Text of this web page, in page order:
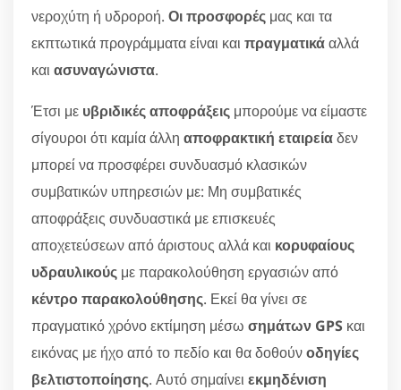
νεροχύτη ή υδροροή. Οι προσφορές μας και τα
εκπτωτικά προγράμματα είναι και πραγματικάαλλά
και ασυναγώνιστα.
Έτσι με υβριδικές αποφράξεις μπορούμε να είμαστε
σίγουροι ότι καμία άλλη αποφρακτική εταιρείαδεν
μπορεί να προσφέρει συνδυασμό κλασικών
συμβατικών υπηρεσιών με: Μη συμβατικές
αποφράξεις συνδυαστικά με επισκευές
αποχετεύσεων από άριστους αλλά και κορυφαίους
υδραυλικούς με παρακολούθηση εργασιών από
κέντρο παρακολούθησης. Εκεί θα γίνει σε
πραγματικό χρόνο εκτίμηση μέσω σημάτων GPS και
εικόνας με ήχο από το πεδίο και θα δοθούνοδηγίες
βελτιστοποίησης. Αυτό σημαίνει εκμηδένιση